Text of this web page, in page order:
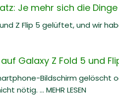
Je mehr sich die
Z Flip 5 gelüftet, und wir
Galaxy Z Fold 5 und
Bildschirm gelöscht
nötig. ... MEHR LESEN